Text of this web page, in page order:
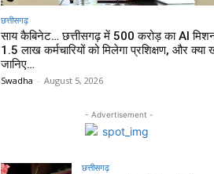
छत्तीसगढ़
साय कैबिनेट… छत्तीसगढ़ में 500 करोड़ का AI
1.5 लाख कर्मचारियों को मिलेगा प्रशिक्षण, और क्या
जानिए…
Swadha - August 5, 2026
- Advertisement -
छत्तीसगढ़